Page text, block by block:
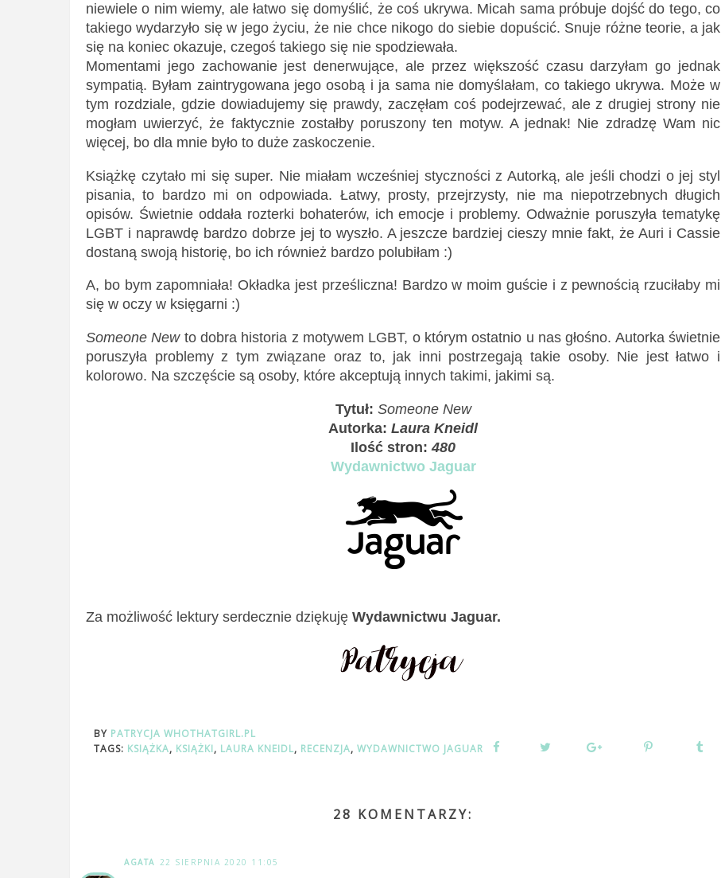
niewiele o nim wiemy, ale łatwo się domyślić, że coś ukrywa. Micah sama próbuje dojść do tego, co
takiego wydarzyło się w jego życiu, że nie chce nikogo do siebie dopuścić. Snuje różne teorie, a jak
się na koniec okazuje, czegoś takiego się nie spodziewała.
Momentami jego zachowanie jest denerwujące, ale przez większość czasu darzyłam go jednak
sympatią. Byłam zaintrygowana jego osobą i ja sama nie domyślałam, co takiego ukrywa. Może w
tym rozdziale, gdzie dowiadujemy się prawdy, zaczęłam coś podejrzewać, ale z drugiej strony nie
mogłam uwierzyć, że faktycznie zostałby poruszony ten motyw. A jednak! Nie zdradzę Wam nic
więcej, bo dla mnie było to duże zaskoczenie.
Książkę czytało mi się super. Nie miałam wcześniej styczności z Autorką, ale jeśli chodzi o jej styl
pisania, to bardzo mi on odpowiada. Łatwy, prosty, przejrzysty, nie ma niepotrzebnych długich
opisów. Świetnie oddała rozterki bohaterów, ich emocje i problemy. Odważnie poruszyła tematykę
LGBT i naprawdę bardzo dobrze jej to wyszło. A jeszcze bardziej cieszy mnie fakt, że Auri i Cassie
dostaną swoją historię, bo ich również bardzo polubiłam :)
A, bo bym zapomniała! Okładka jest prześliczna! Bardzo w moim guście i z pewnością rzuciłaby mi
się w oczy w księgarni :)
Someone Newto dobra historia z motywem LGBT, o którym ostatnio u nas głośno. Autorka świetnie
poruszyła problemy z tym związane oraz to, jak inni postrzegają takie osoby. Nie jest łatwo i
kolorowo. Na szczęście są osoby, które akceptują innych takimi, jakimi są.
Tytuł: Someone New
Autorka: Laura Kneidl
Ilość stron:480
Wydawnictwo Jaguar
Za możliwość lektury serdecznie dziękuję Wydawnictwu Jaguar.
BY PATRYCJA WHOTHATGIRL.PL
TAGS: KSIĄŻKA, KSIĄŻKI, LAURA KNEIDL, RECENZJA, WYDAWNICTWO JAGUAR
28 KOMENTARZY:
AGATA 22 SIERPNIA 2020 11:05